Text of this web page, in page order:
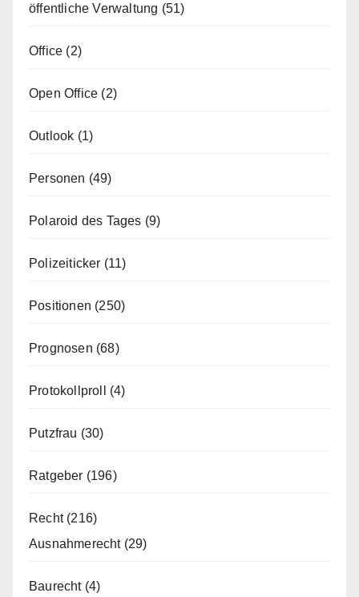
öffentliche Verwaltung (51)
Office (2)
Open Office (2)
Outlook (1)
Personen (49)
Polaroid des Tages (9)
Polizeiticker (11)
Positionen (250)
Prognosen (68)
Protokollproll (4)
Putzfrau (30)
Ratgeber (196)
Recht(216)
Ausnahmerecht(29)
Baurecht(4)